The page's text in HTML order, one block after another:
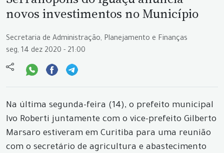
novos investimentos no Município
Secretaria de Administração, Planejamento e Finanças
seg, 14 dez 2020 - 21:00
Na última segunda-feira (14), o prefeito municipal
Ivo Roberti juntamente com o vice-prefeito Gilberto
Marsaro estiveram em Curitiba para uma reunião
com o secretário de agricultura e abastecimento